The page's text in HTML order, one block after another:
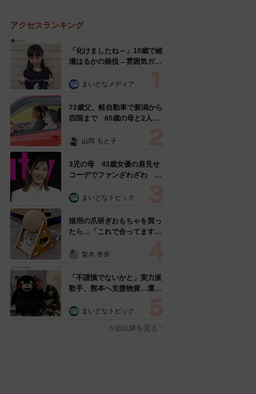
アクセスランキング
「化けましたね～」10歳で綾
瀬はるかの娘役→雰囲気ガラ
雰囲気が」「宝塚に入れそ
まいどなメディア
72歳父、軽自動車で新潟から
四国まで 65歳の母と2人で
憩まで分刻み… 「大学生で
山岡 もと子
3児の母 43歳女優の肩見せ
コーデでファンざわざわ
見」「むっかしからずっと可
まいどなトピック
猫用の爪研ぎおもちゃを買っ
たら…「これで合ってます
響 「100点満点」「かわい
梨木 香奈
「不謹慎でないかと」実力派
歌手、熊本へ支援物資…運搬
めらい 「痛いほど伝わる」
まいどなトピック
６位以降を見る